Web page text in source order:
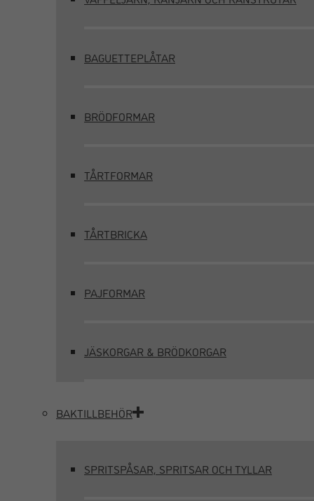
BAGUETTEPLÅTAR
BRÖDFORMAR
TÅRTFORMAR
TÅRTBRICKA
PAJFORMAR
JÄSKORGAR & BRÖDKORGAR
BAKTILLBEHÖR
SPRITSPÅSAR, SPRITSAR OCH TYLLAR